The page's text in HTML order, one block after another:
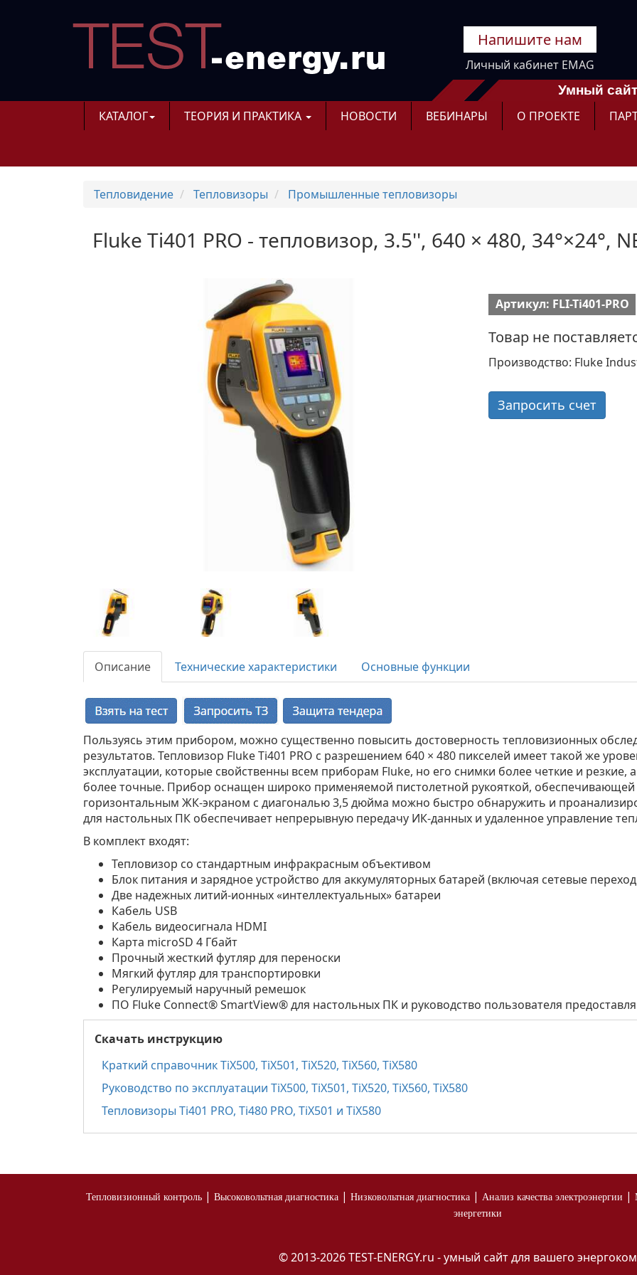
Напишите нам
Личный кабинет EMAG
Умный
КАТАЛОГ ТЕОРИЯ И ПРАКТИКА НОВОСТИ ВЕБИНАРЫ О ПРОЕКТЕ
Тепловидение Тепловизоры Промышленные тепловизоры
Fluke Ti401 PRO - тепловизор, 3.5'', 640 × 480, 34°×24°,
Артикул: FLI-Ti401-PRO
Товар не
Производство: Fluke
Запросить счет
Описание Технические характеристики Основные функции
Пользуясь этим прибором, можно существенно повысить достоверность тепловизионных
результатов. Тепловизор Fluke Ti401 PRO с разрешением 640 × 480 пикселей имеет такой же
эксплуатации, которые свойственны всем приборам Fluke, но его снимки более четкие и резкие,
более точные. Прибор оснащен широко применяемой пистолетной рукояткой, обеспечивающей
горизонтальным ЖК-экраном с диагональю 3,5 дюйма можно быстро обнаружить и
для настольных ПК обеспечивает непрерывную передачу ИК‑данных и удаленное управление
В комплект входят:
Тепловизор со стандартным инфракрасным объективом
Блок питания и зарядное устройство для аккумуляторных батарей (включая сетевые
Две надежных литий-ионных «интеллектуальных» батареи
Кабель USB
Кабель видеосигнала HDMI
Карта microSD 4 Гбайт
Прочный жесткий футляр для переноски
Мягкий футляр для транспортировки
Регулируемый наручный ремешок
ПО Fluke Connect® SmartView® для настольных ПК и руководство пользователя
Скачать инструкцию
Краткий справочник TiX500, TiX501, TiX520, TiX560, TiX580
Руководство по эксплуатации TiX500, TiX501, TiX520, TiX560, TiX580
Тепловизоры Тi401 PRO, Ti480 PRO, TiX501 и TiX580
Тепловизионный контроль | Высоковольтная диагностика | Низковольтная диагностика | Анализ качества электроэнергии |
энергетики
© 2013-2026 TEST-ENERGY.ru - умный сайт для вашего